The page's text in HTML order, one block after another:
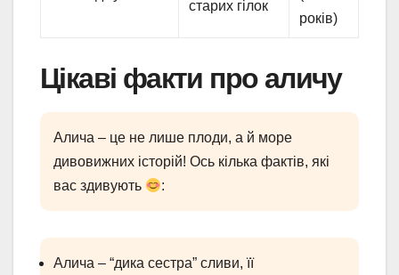
старих гілок
років)
Цікаві факти про аличу
Алича – це не лише плоди, а й море
дивовижних історій! Ось кілька фактів, які
вас здивують
:
Алича – “дика сестра” сливи, її